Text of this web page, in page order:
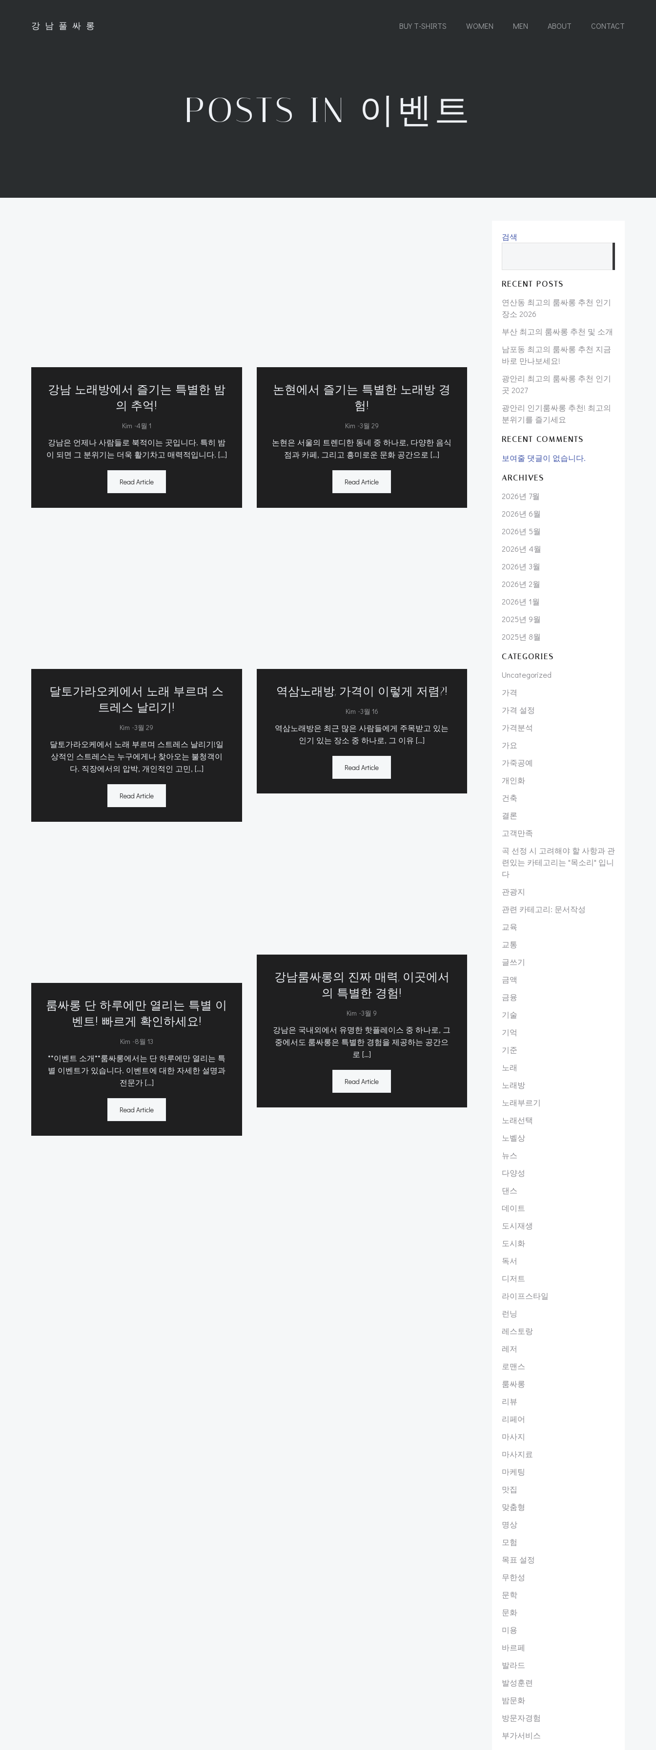
강남풀싸롱 BUY T-SHIRTS WOMEN MEN ABOUT CONTACT
POSTS IN 이벤트
강남 노래방에서 즐기는 특별한 밤
의 추억!
Kim -4월 1
강남은 언제나 사람들로 북적이는 곳입니다. 특히 밤
이 되면 그 분위기는 더욱 활기차고 매력적입니다. […]
Read Article
논현에서 즐기는 특별한 노래방 경
험!
Kim -3월 29
논현은 서울의 트렌디한 동네 중 하나로, 다양한 음식
점과 카페, 그리고 흥미로운 문화 공간으로 […]
Read Article
달토가라오케에서 노래 부르며 스
트레스 날리기!
Kim -3월 29
달토가라오케에서 노래 부르며 스트레스 날리기!일
상적인 스트레스는 누구에게나 찾아오는 불청객이
다. 직장에서의 압박, 개인적인 고민, […]
Read Article
역삼노래방, 가격이 이렇게 저렴?!
Kim -3월 16
역삼노래방은 최근 많은 사람들에게 주목받고 있는
인기 있는 장소 중 하나로, 그 이유 […]
Read Article
강남룸싸롱의 진짜 매력, 이곳에서
의 특별한 경험!
Kim -3월 9
강남은 국내외에서 유명한 핫플레이스 중 하나로, 그
중에서도 룸싸롱은 특별한 경험을 제공하는 공간으
로 […]
Read Article
룸싸롱 단 하루에만 열리는 특별 이
벤트! 빠르게 확인하세요!
Kim -8월 13
**이벤트 소개**룸싸롱에서는 단 하루에만 열리는 특
별 이벤트가 있습니다. 이벤트에 대한 자세한 설명과
전문가 […]
Read Article
검색
RECENT POSTS
연산동 최고의 룸싸롱 추천 인기
장소 2026
부산 최고의 룸싸롱 추천 및 소개
남포동 최고의 룸싸롱 추천 지금
바로 만나보세요!
광안리 최고의 룸싸롱 추천 인기
곳 2027
광안리 인기룸싸롱 추천! 최고의
분위기를 즐기세요
RECENT COMMENTS
보여줄 댓글이 없습니다.
ARCHIVES
2026년 7월
2026년 6월
2026년 5월
2026년 4월
2026년 3월
2026년 2월
2026년 1월
2025년 9월
2025년 8월
CATEGORIES
Uncategorized
가격
가격 설정
가격분석
가요
가죽공예
개인화
건축
결론
고객만족
곡 선정 시 고려해야 할 사항과 관
련있는 카테고리는 "목소리" 입니
다
관광지
관련 카테고리: 문서작성
교육
교통
글쓰기
금액
금융
기술
기억
기준
노래
노래방
노래부르기
노래선택
노벨상
뉴스
다양성
댄스
데이트
도시재생
도시화
독서
디저트
라이프스타일
런닝
레스토랑
레저
로맨스
룸싸롱
리뷰
리페어
마사지
마사지료
마케팅
맛집
맞춤형
명상
모험
목표 설정
무한성
문학
문화
미용
바르페
발라드
발성훈련
밤문화
방문자경험
부가서비스